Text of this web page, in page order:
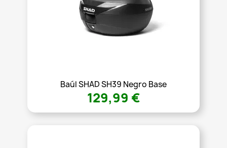
Baúl SHAD SH39 Negro Base
129,99 €